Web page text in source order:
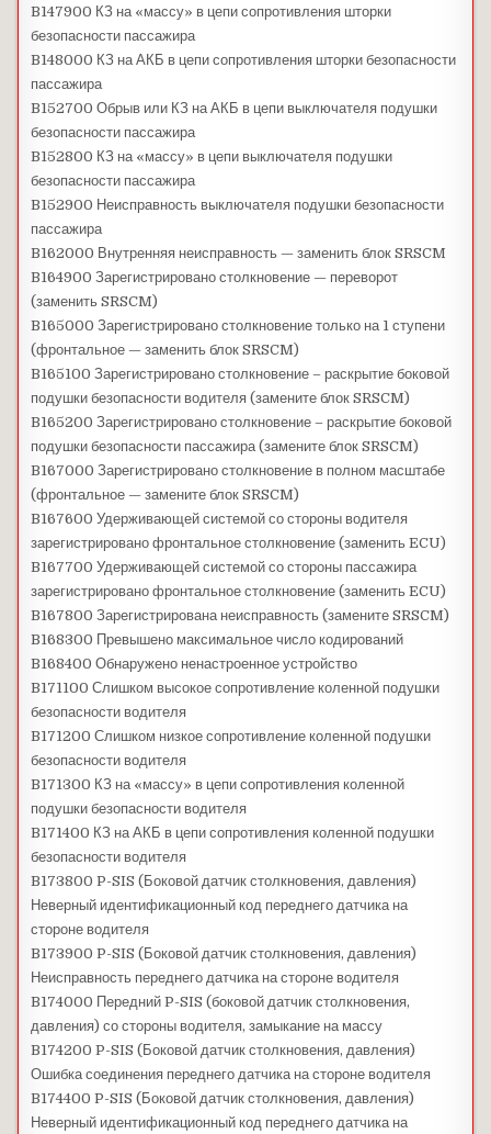
B147900 КЗ на «массу» в цепи сопротивления шторки
безопасности пассажира
B148000 КЗ на АКБ в цепи сопротивления шторки безопасности
пассажира
B152700 Обрыв или КЗ на АКБ в цепи выключателя подушки
безопасности пассажира
B152800 КЗ на «массу» в цепи выключателя подушки
безопасности пассажира
B152900 Неисправность выключателя подушки безопасности
пассажира
B162000 Внутренняя неисправность — заменить блок SRSCM
B164900 Зарегистрировано столкновение — переворот
(заменить SRSCM)
B165000 Зарегистрировано столкновение только на 1 ступени
(фронтальное — заменить блок SRSCM)
B165100 Зарегистрировано столкновение – раскрытие боковой
подушки безопасности водителя (замените блок SRSCM)
B165200 Зарегистрировано столкновение – раскрытие боковой
подушки безопасности пассажира (замените блок SRSCM)
B167000 Зарегистрировано столкновение в полном масштабе
(фронтальное — замените блок SRSCM)
B167600 Удерживающей системой со стороны водителя
зарегистрировано фронтальное столкновение (заменить ECU)
B167700 Удерживающей системой со стороны пассажира
зарегистрировано фронтальное столкновение (заменить ECU)
B167800 Зарегистрирована неисправность (замените SRSCM)
B168300 Превышено максимальное число кодирований
B168400 Обнаружено ненастроенное устройство
B171100 Слишком высокое сопротивление коленной подушки
безопасности водителя
B171200 Слишком низкое сопротивление коленной подушки
безопасности водителя
B171300 КЗ на «массу» в цепи сопротивления коленной
подушки безопасности водителя
B171400 КЗ на АКБ в цепи сопротивления коленной подушки
безопасности водителя
B173800 P-SIS (Боковой датчик столкновения, давления)
Неверный идентификационный код переднего датчика на
стороне водителя
B173900 P-SIS (Боковой датчик столкновения, давления)
Неисправность переднего датчика на стороне водителя
B174000 Передний P-SIS (боковой датчик столкновения,
давления) со стороны водителя, замыкание на массу
B174200 P-SIS (Боковой датчик столкновения, давления)
Ошибка соединения переднего датчика на стороне водителя
B174400 P-SIS (Боковой датчик столкновения, давления)
Неверный идентификационный код переднего датчика на